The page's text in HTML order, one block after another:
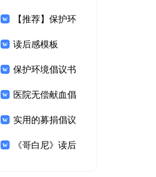
书锦集6篇
【推荐】保护环
境倡议书
读后感模板
保护环境倡议书
模板医院无偿献血倡
议书范文六篇
实用的募捐倡议
书范文九篇
《哥白尼》读后